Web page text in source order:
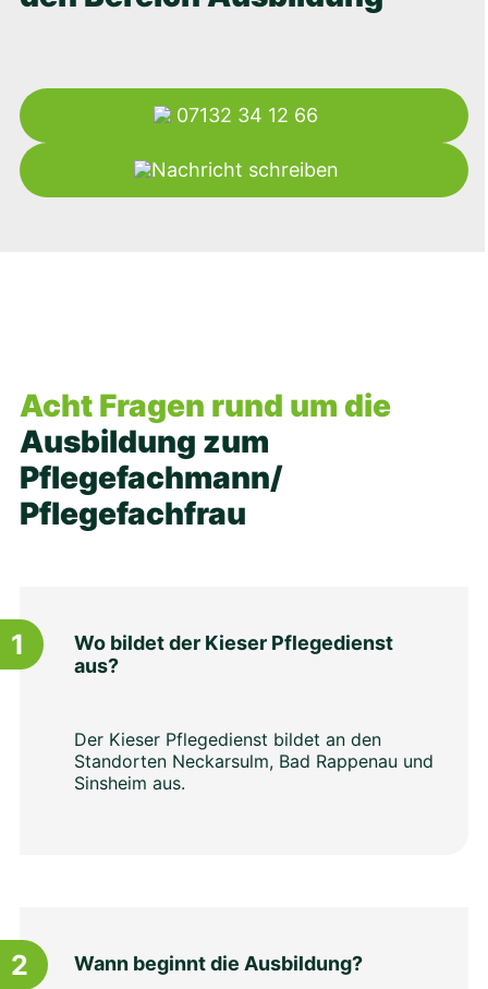
07132 34 12 66
Nachricht schreiben
Acht Fragen rund um die
Ausbildung zum
Pflegefachmann/
Pflegefachfrau
1
Wo bildet der Kieser Pflegedienst
aus?
Der Kieser Pflegedienst bildet an den
Standorten Neckarsulm, Bad Rappenau und
Sinsheim aus.
2 Wann beginnt die Ausbildung?